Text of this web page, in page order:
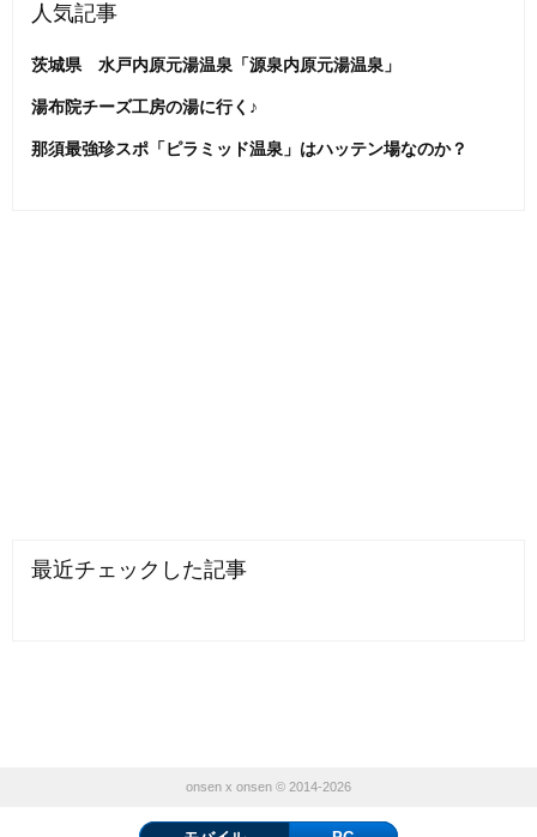
人気記事
茨城県 水戸内原元湯温泉「源泉内原元湯温泉」
湯布院チーズ工房の湯に行く♪
那須最強珍スポ「ピラミッド温泉」はハッテン場なのか？
最近チェックした記事
onsen x onsen © 2014-2026